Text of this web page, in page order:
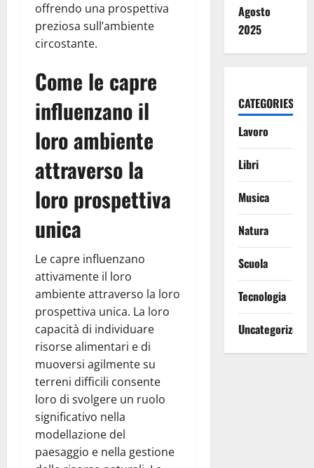
offrendo una prospettiva
preziosa sull’ambiente
circostante.
Come le capre
influenzano il
loro ambiente
attraverso la
loro prospettiva
unica
Le capre influenzano
attivamente il loro
ambiente attraverso la loro
prospettiva unica. La loro
capacità di individuare
risorse alimentari e di
muoversi agilmente su
terreni difficili consente
loro di svolgere un ruolo
significativo nella
modellazione del
paesaggio e nella gestione
Agosto
2025
CATEGORIES
Lavoro
Libri
Musica
Natura
Scuola
Tecnologia
Uncategorized